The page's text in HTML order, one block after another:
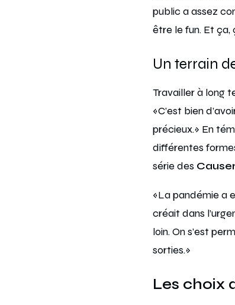
public a assez
être le fun. Et ça,
Un terrain
Travailler à long
«C’est bien
précieux.» En
différentes
série des
«La pandémie a
créait dans
loin. On s’est
sorties.»
Les choix